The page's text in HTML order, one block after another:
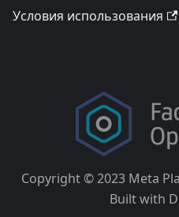
Условия использования
Copyright © 2023 Meta
Built with